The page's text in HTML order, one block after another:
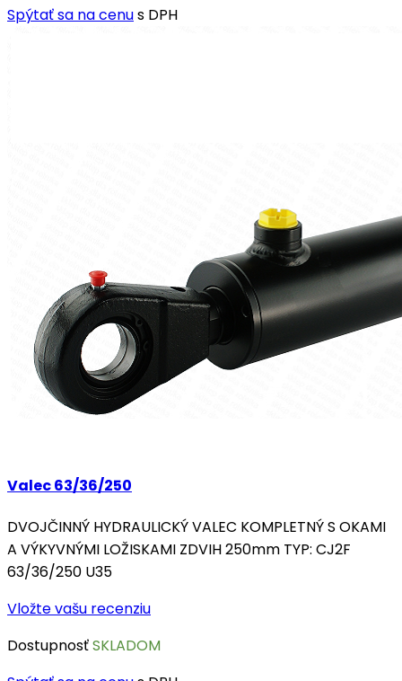
Spýtať sa na cenus DPH
Valec 63/36/250
DVOJČINNÝ HYDRAULICKÝ VALEC KOMPLETNÝ S OKAMI
A VÝKYVNÝMI LOŽISKAMI ZDVIH 250mm TYP: CJ2F
63/36/250 U35
Vložte vašu recenziu
DostupnosťSKLADOM